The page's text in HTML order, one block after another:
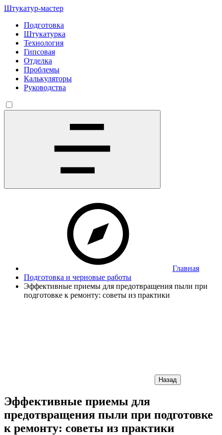
Штукатур-мастер
Подготовка
Штукатурка
Технология
Гипсовая
Отделка
Проблемы
Калькуляторы
Руководства
Главная
Подготовка и черновые работы
Эффективные приемы для предотвращения пыли при
подготовке к ремонту: советы из практики
Назад
Эффективные приемы для
предотвращения пыли при подготовке
к ремонту: советы из практики